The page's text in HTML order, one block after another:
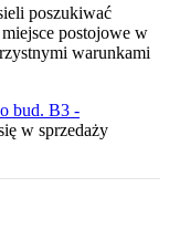
poszukiwać
postojowe w
warunkami
bud. B3 -
w sprzedaży